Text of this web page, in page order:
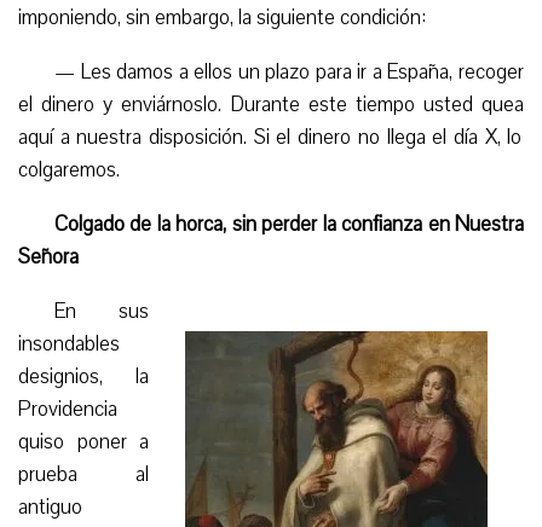
imponiendo, sin embargo, la siguiente condición:
— Les damos a ellos un plazo para ir a España, recoger
el dinero y enviárnoslo. Durante este tiempo usted quea
aquí a nuestra disposición. Si el dinero no llega el día X, lo
colgaremos.
Colgado de la horca, sin perder la confianza en Nuestra
Señora
En sus
insondables
designios, la
Providencia
quiso poner a
prueba al
antiguo